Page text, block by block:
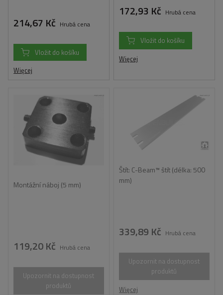
214,67 Kč Hrubá cena
Vložit do košíku
Więcej
172,93 Kč Hrubá cena
Vložit do košíku
Więcej
Montážní náboj (5 mm)
119,20 Kč Hrubá cena
Upozornit na dostupnost
produktů
Štít: C-Beam™ štít (délka: 500
mm)
339,89 Kč Hrubá cena
Upozornit na dostupnost
produktů
Więcej